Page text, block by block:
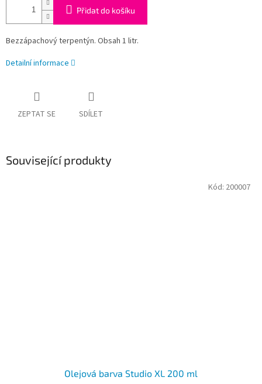
Přidat do košíku
Bezzápachový terpentýn. Obsah 1 litr.
Detailní informace
ZEPTAT SE SDÍLET
Související produkty
Olejová barva Studio XL 200 ml
Kód: 200007